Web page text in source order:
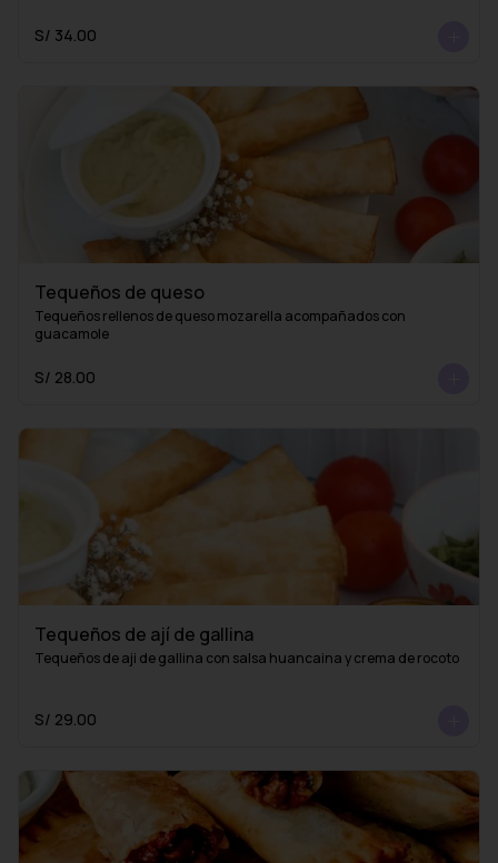
S/ 34.00
Tequeños de queso
Tequeños rellenos de queso mozarella acompañados con
guacamole
S/ 28.00
Tequeños de ají de gallina
Tequeños de aji de gallina con salsa huancaina y crema de rocoto
S/ 29.00